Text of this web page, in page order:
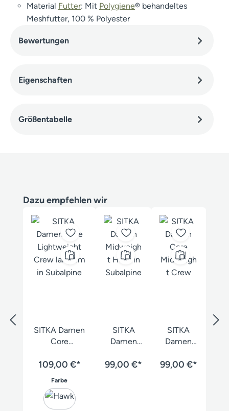
Material Futter: Mit Polygiene® behandeltes
Meshfutter, 100 % Polyester
Bewertungen
Eigenschaften
Größentabelle
Produktgalerie überspringen
Dazu empfehlen wir
SITKA Damen
Core
Crew langarm
109,00 €*
Farbeauswählen
SITKA
Damen
Midweigh
99,00 €*
SITKA
Damen
Midweigh
99,00 €*